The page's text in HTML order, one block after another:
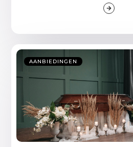
AANBIEDINGEN